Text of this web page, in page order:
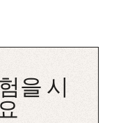
을 시